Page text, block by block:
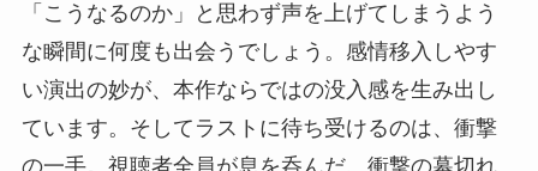
「こうなるのか」と思わず声を上げてしまうよう
な瞬間に何度も出会うでしょう。感情移入しやす
い演出の妙が、本作ならではの没入感を生み出し
ています。そしてラストに待ち受けるのは、衝撃